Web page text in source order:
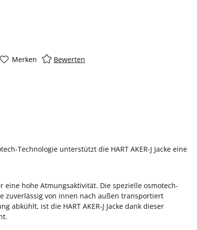
Merken Bewerten
Technologie unterstützt die HART AKER-J Jacke eine
eine hohe Atmungsaktivität. Die spezielle osmotech-
zuverlässig von innen nach außen transportiert
ist die HART AKER-J Jacke dank dieser